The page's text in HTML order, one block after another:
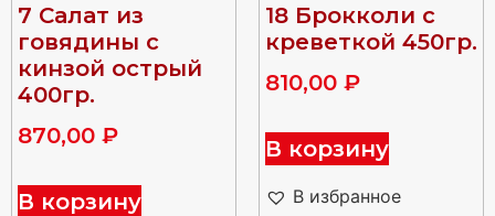
7 Салат из
говядины с
кинзой острый
400гр.
870,00 ₽
В корзину
18 Брокколи с
креветкой 450гр.
810,00 ₽
В корзину
В избранное